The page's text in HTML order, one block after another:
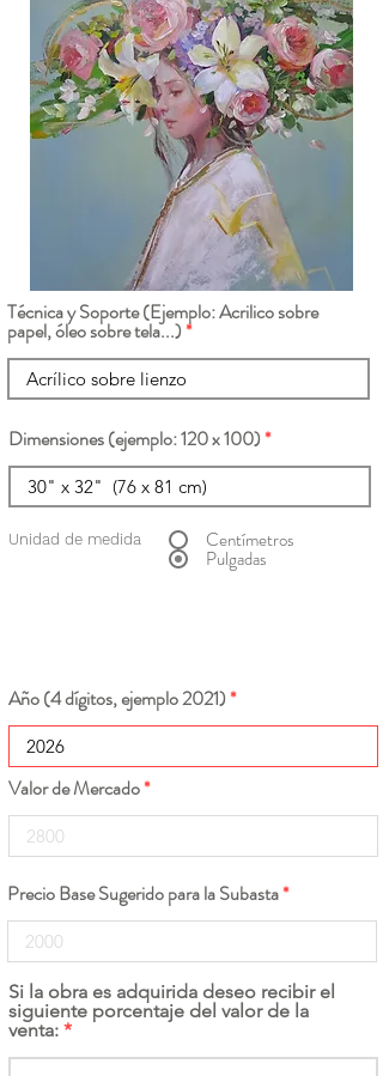
Técnica y Soporte (Ejemplo: Acrilico sobre
papel, óleo sobre tela...)
Dimensiones (ejemplo: 120 x 100)
Unidad de medida Centímetros
Pulgadas
Año (4 dígitos, ejemplo 2021)
Valor de Mercado
Precio Base Sugerido para la Subasta
Si la obra es adquirida deseo recibir el
siguiente porcentaje del valor de la
venta: